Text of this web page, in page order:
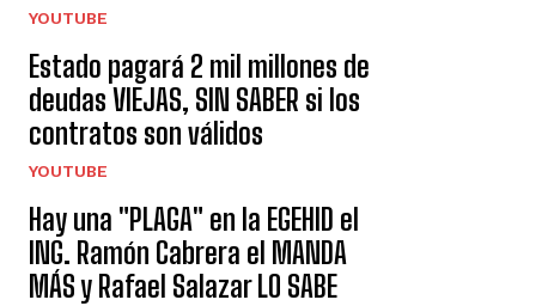
YOUTUBE
Estado pagará 2 mil millones de
deudas VIEJAS, SIN SABER si los
contratos son válidos
YOUTUBE
Hay una "PLAGA" en la EGEHID el
ING. Ramón Cabrera el MANDA
MÁS y Rafael Salazar LO SABE